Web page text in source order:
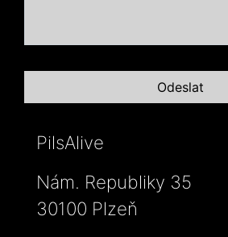
PilsAlive
Nám. Republiky 35
30100 Plzeň